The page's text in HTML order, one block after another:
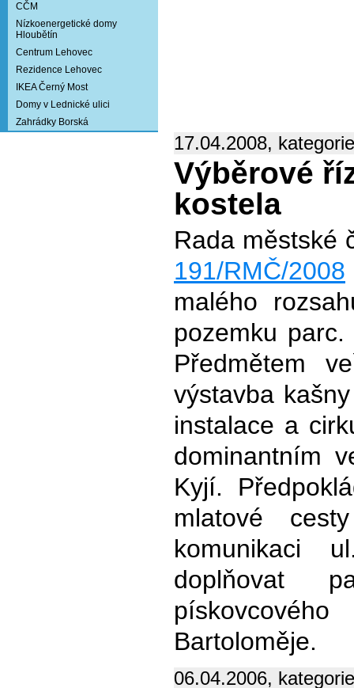
CČM
Nízkoenergetické domy
Hloubětín
Centrum Lehovec
Rezidence Lehovec
IKEA Černý Most
Domy v Lednické ulici
Zahrádky Borská
17.04.2008,
Výběrové
kostela
Rada městské
191/RMČ/2008
malého
pozemku
Předmětem
výstavba
instalace a
dominantním
Kyjí.
mlatové
komunikaci
doplňovat
Bartoloměje.
06.04.2006,